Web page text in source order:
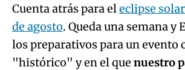
Cuenta atrás para eleclipse
de agosto. Queda una semana y
los preparativos para un evento
"histórico" y en el que nuestro